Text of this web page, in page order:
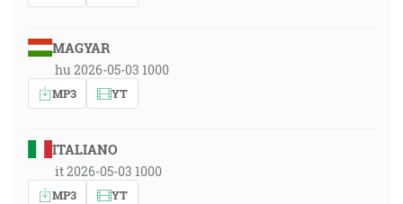
MAGYAR
hu 2026-05-03 1000
MP3 YT
ITALIANO
it 2026-05-03 1000
MP3 YT